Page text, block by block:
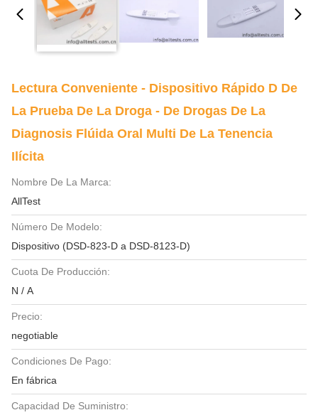
Lectura Conveniente - Dispositivo Rápido D De
La Prueba De La Droga - De Drogas De La
Diagnosis Flúida Oral Multi De La Tenencia
Ilícita
Nombre De La Marca:
AllTest
Número De Modelo:
Dispositivo (DSD-823-D a DSD-8123-D)
Cuota De Producción:
N / A
Precio:
negotiable
Condiciones De Pago:
En fábrica
Capacidad De Suministro: